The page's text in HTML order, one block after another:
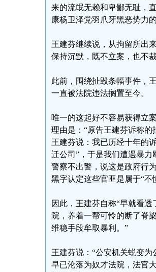
来的流氓无赖和卑鄙无耻，
康杨卫泽党羽爪牙黑恶势力
王建芬继续说，从拘留所出
保持沉默，既不立案，也不
此前，围绕扯毁条幅事件，
一直被法院违法搁置至今。
唯一的这起好不容易获得立
理由是：“原告王建芬诉称
王建芬说：我已历经十年的
迁公司”，于是我们遭遇暴
警察不出警，说这是政府行
黑字认定这些官匪是属于“不
因此，王建芬自称“早就看
院，养着一帮可怜的断了脊
维稳手段牟取暴利。”
王建芬说：“公安机关蜕变
早已沦落为奴才法院，法官